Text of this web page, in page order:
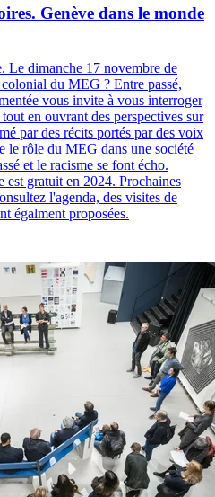
Genève dans le monde
Le dimanche 17 novembre de
du MEG ? Entre passé,
vous invite à vous interroger
en ouvrant des perspectives sur
par des récits portés par des voix
le rôle du MEG dans une société
et le racisme se font écho.
gratuit en 2024. Prochaines
l'agenda, des visites de
égalment proposées.